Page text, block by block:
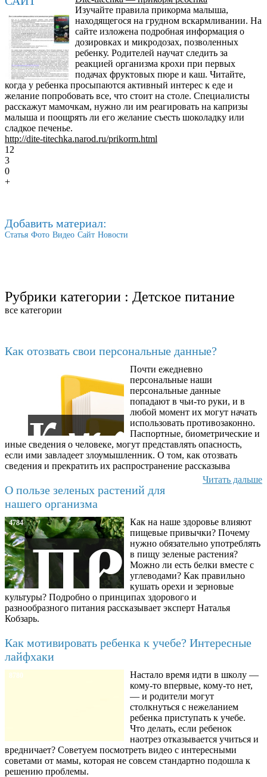
Изучайте правила прикорма малыша,
находящегося на грудном вскармливании. На
сайте изложена подробная информация о
дозировках и микродозах, позволенных
ребенку. Родителей научат следить за
реакцией организма крохи при первых
подачах фруктовых пюре и каш. Читайте,
когда у ребенка просыпаются активный интерес к еде и
желание попробовать все, что стоит на столе. Специалисты
расскажут мамочкам, нужно ли им реагировать на капризы
малыша и поощрять ли его желание съесть шоколадку или
сладкое печенье.
http://dite-titechka.narod.ru/prikorm.html
12
3
0
+
Добавить материал:
Статья Фото Видео Сайт Новости
Рубрики категории : Детское питание
все категории
Как отозвать свои персональные данные?
Почти ежедневно
персональные наши
персональные данные
попадают в чьи-то руки, и в
любой момент их могут начать
использовать противозаконно.
Паспортные, биометрические и
иные сведения о человеке, могут представлять опасность,
если ими завладеет злоумышленник. О том, как отозвать
сведения и прекратить их распространение рассказыва
Читать дальше
О пользе зеленых растений для
нашего организма
4784
Как на наше здоровье влияют
пищевые привычки? Почему
нужно обязательно употреблять
в пищу зеленые растения?
Можно ли есть белки вместе с
углеводами? Как правильно
кушать орехи и зерновые
культуры? Подробно о принципах здорового и
разнообразного питания рассказывает эксперт Наталья
Кобзарь.
Как мотивировать ребенка к учебе? Интересные
лайфхаки
8780
Настало время идти в школу —
кому-то впервые, кому-то нет,
— и родители могут
столкнуться с нежеланием
ребенка приступать к учебе.
Что делать, если ребенок
наотрез отказывается учиться и
вредничает? Советуем посмотреть видео с интересными
советами от мамы, которая не совсем стандартно подошла к
решению проблемы.